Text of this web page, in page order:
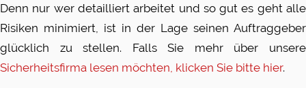
Denn nur wer detailliert arbeitet und so gut es geht alle
Risiken minimiert, ist in der Lage seinen Auftraggeber
glücklich zu stellen. Falls Sie mehr über unsere
Sicherheitsfirma lesen möchten, klicken Sie bitte hier.